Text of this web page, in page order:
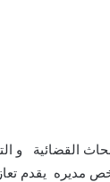
القضائية و
مديره يقدم